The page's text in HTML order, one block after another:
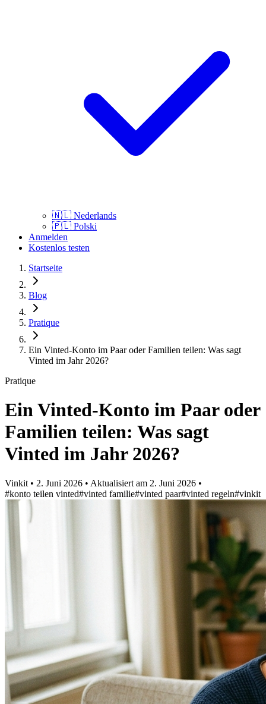
🇳🇱 Nederlands
🇵🇱 Polski
Anmelden
Kostenlos testen
Startseite
Blog
Pratique
Ein Vinted-Konto im Paar oder Familien teilen: Was sagt
Vinted im Jahr 2026?
Pratique
Ein Vinted-Konto im Paar oder
Familien teilen: Was sagt
Vinted im Jahr 2026?
Vinkit • 2. Juni 2026 • Aktualisiert am 2. Juni 2026 •
#konto teilen vinted#vinted familie#vinted paar#vinted regeln#vinkit